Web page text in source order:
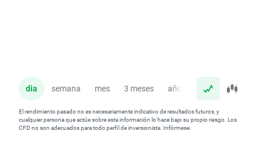
dia semana mes 3 meses año
El rendimiento pasado no es necesariamente indicativo de resultados futuros, y
cualquier persona que actúe sobre esta información lo hace bajo su propio riesgo. Los
CFD no son adecuados para todo perfil de inversionista. Infórmese.